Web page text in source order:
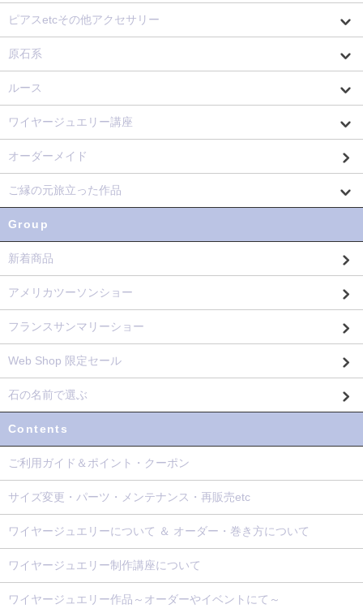
ピアスetcその他アクセサリー
原石系
ルース
ワイヤージュエリー講座
オーダーメイド
ご縁の元旅立った作品
Group
新着商品
アメリカツーソンショー
フランスサンマリーショー
Web Shop 限定セール
石の名前で選ぶ
Contents
ご利用ガイド＆ポイント・クーポン
サイズ変更・パーツ・メンテナンス・再販売etc
ワイヤージュエリーについて ＆ オーダー・巻き方について
ワイヤージュエリー制作講座について
ワイヤージュエリー作品～オーダーやイベントにて～